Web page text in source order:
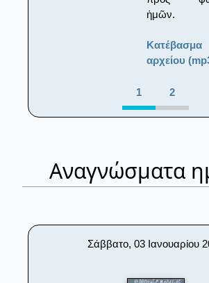
ἡμῶν.
Κατέβασμα
αρχείου
1 2
Αναγνώσματα
Σάββατο, 03 Ιανουαρίου